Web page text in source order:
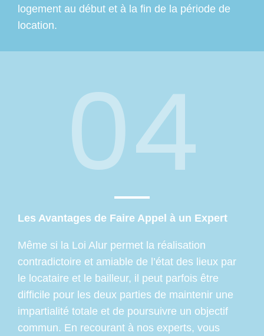
logement au début et à la fin de la période de
location.
04
Les Avantages de Faire Appel à un Expert
Même si la Loi Alur permet la réalisation
contradictoire et amiable de l’état des lieux par
le locataire et le bailleur, il peut parfois être
difficile pour les deux parties de maintenir une
impartialité totale et de poursuivre un objectif
commun. En recourant à nos experts, vous